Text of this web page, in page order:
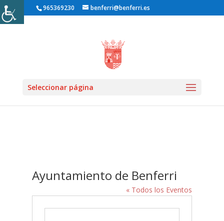
965369230 benferri@benferri.es
Seleccionar página
Inicio1» Recintos »
Ayuntamiento de Benferri
« Todos los Eventos